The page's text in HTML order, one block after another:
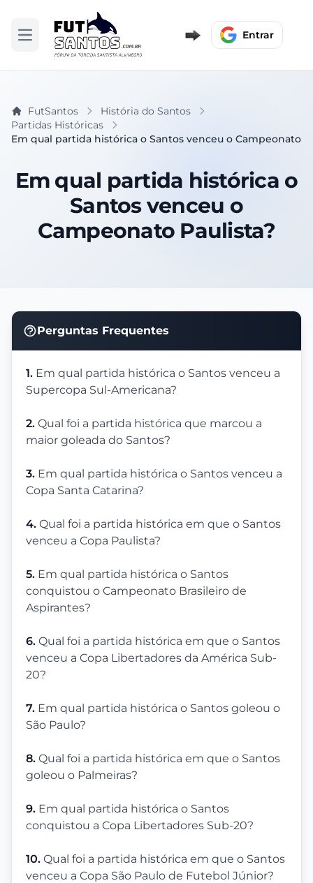
Abrir menu Entrar
FutSantos
História do Santos
Partidas Históricas
Em qual partida histórica o Santos venceu o Campeonato
Em qual partida histórica o
Santos venceu o
Campeonato Paulista?
Perguntas Frequentes
1. Em qual partida histórica o Santos venceu a
Supercopa Sul-Americana?
2. Qual foi a partida histórica que marcou a
maior goleada do Santos?
3. Em qual partida histórica o Santos venceu a
Copa Santa Catarina?
4. Qual foi a partida histórica em que o Santos
venceu a Copa Paulista?
5. Em qual partida histórica o Santos
conquistou o Campeonato Brasileiro de
Aspirantes?
6. Qual foi a partida histórica em que o Santos
venceu a Copa Libertadores da América Sub-
20?
7. Em qual partida histórica o Santos goleou o
São Paulo?
8. Qual foi a partida histórica em que o Santos
goleou o Palmeiras?
9. Em qual partida histórica o Santos
conquistou a Copa Libertadores Sub-20?
10. Qual foi a partida histórica em que o Santos
venceu a Copa São Paulo de Futebol Júnior?